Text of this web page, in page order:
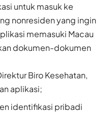
untuk masuk ke
nonresiden yang ingin
memasuki Macau
dokumen-dokumen
Biro Kesehatan,
aplikasi;
identifikasi pribadi